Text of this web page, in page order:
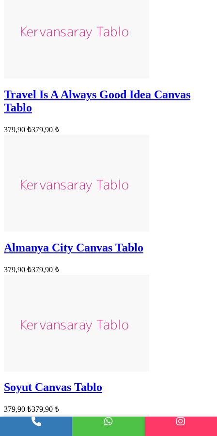
Travel Is A Always Good Idea Canvas
Tablo
379,90 ₺379,90 ₺
Almanya City Canvas Tablo
379,90 ₺379,90 ₺
Soyut Canvas Tablo
379,90 ₺379,90 ₺